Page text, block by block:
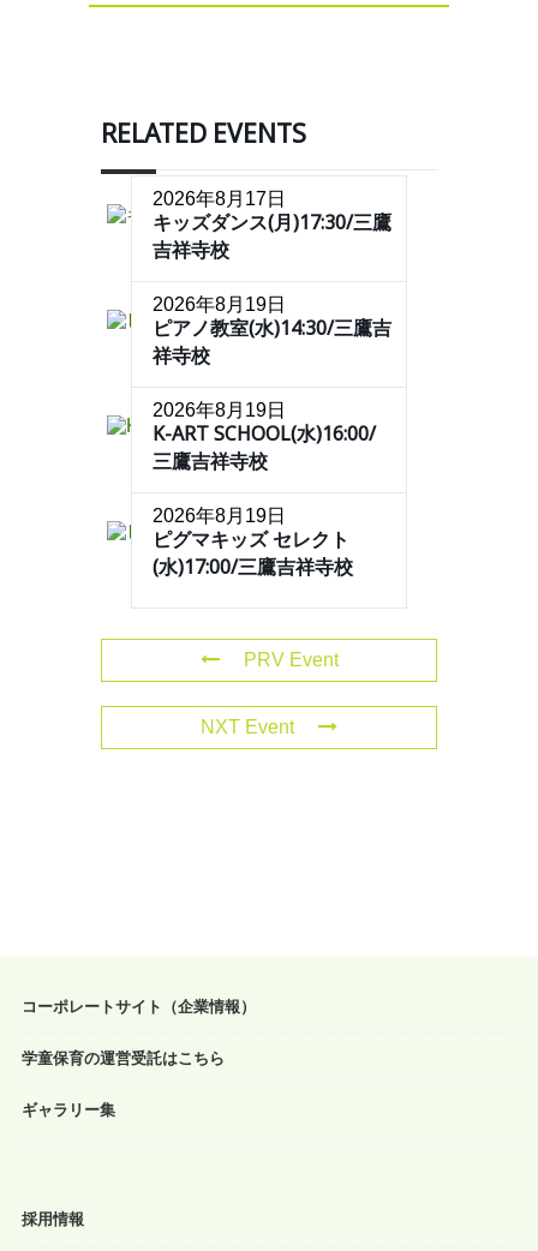
RELATED EVENTS
2026年8月17日
キッズダンス(月)17:30/三鷹
吉祥寺校
2026年8月19日
ピアノ教室(水)14:30/三鷹吉
祥寺校
2026年8月19日
K-ART SCHOOL(水)16:00/
三鷹吉祥寺校
2026年8月19日
ピグマキッズ セレクト
(水)17:00/三鷹吉祥寺校
PRV Event
NXT Event
コーポレートサイト（企業情報）
学童保育の運営受託はこちら
ギャラリー集
採用情報